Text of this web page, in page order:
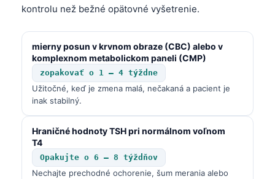
kontrolu než bežné opätovné vyšetrenie.
mierny posun v krvnom obraze (CBC) alebo v
komplexnom metabolickom paneli (CMP)
zopakovať o 1 – 4 týždne
Užitočné, keď je zmena malá, nečakaná a pacient je
inak stabilný.
Hraničné hodnoty TSH pri normálnom voľnom
T4
Opakujte o 6 – 8 týždňov
Nechajte prechodné ochorenie, šum merania alebo
سنڌي
සිංහල
অসমীয়া
Galego
Latviešu valoda
Македонски јазик
Euskara
Occitan